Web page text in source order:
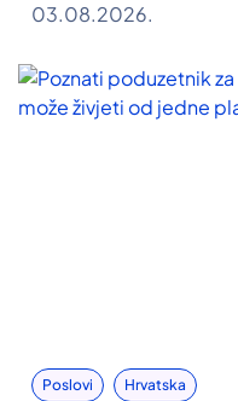
03.08.2026.
Poslovi Hrvatska